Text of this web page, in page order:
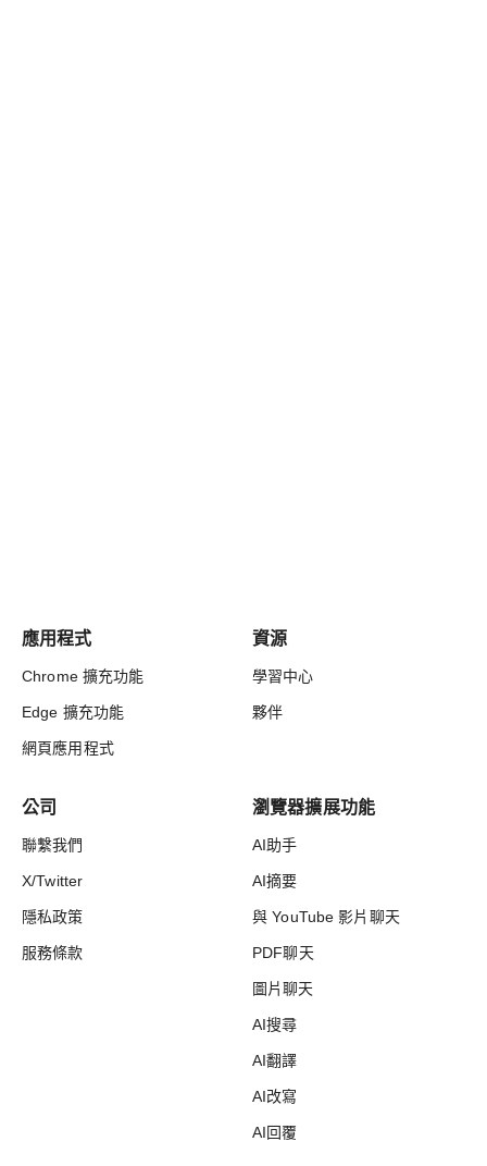
應用程式
Chrome 擴充功能
Edge 擴充功能
網頁應用程式
資源
學習中心
夥伴
公司
聯繫我們
X/Twitter
隱私政策
服務條款
瀏覽器擴展功能
AI助手
AI摘要
與 YouTube 影片聊天
PDF聊天
圖片聊天
AI搜尋
AI翻譯
AI改寫
AI回覆